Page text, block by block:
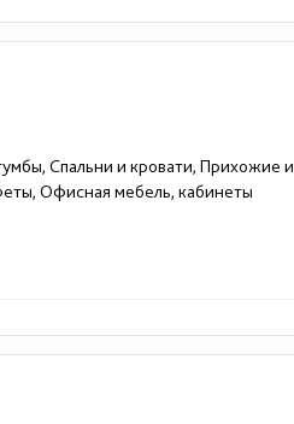
Спальни и кровати, Прихожие и
Офисная мебель, кабинеты